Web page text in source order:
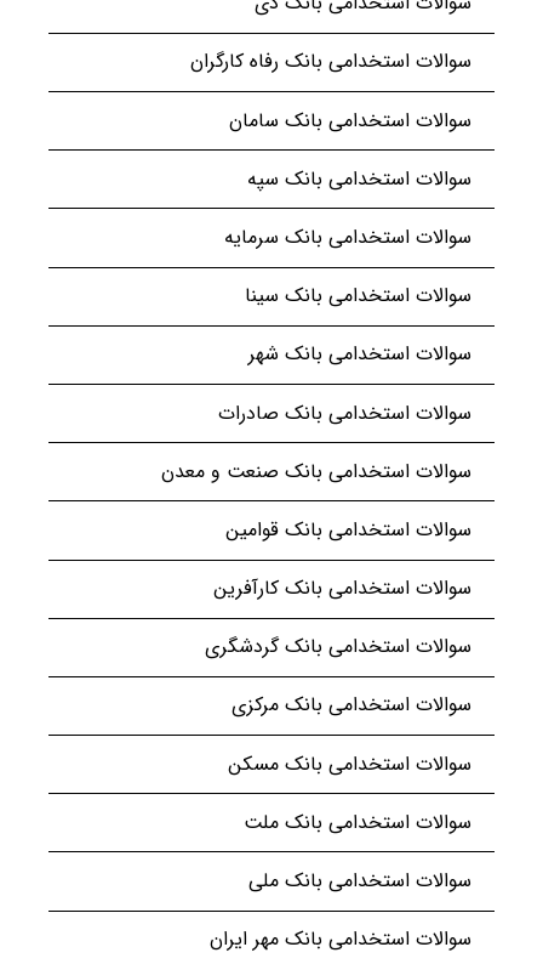
سوالات استخدامی بانک رفاه کارگران
سوالات استخدامی بانک سامان
سوالات استخدامی بانک سپه
سوالات استخدامی بانک سرمایه
سوالات استخدامی بانک سینا
سوالات استخدامی بانک شهر
سوالات استخدامی بانک صادرات
سوالات استخدامی بانک صنعت و معدن
سوالات استخدامی بانک قوامین
سوالات استخدامی بانک کارآفرین
سوالات استخدامی بانک گردشگری
سوالات استخدامی بانک مرکزی
سوالات استخدامی بانک مسکن
سوالات استخدامی بانک ملت
سوالات استخدامی بانک ملی
سوالات استخدامی بانک مهر ایران